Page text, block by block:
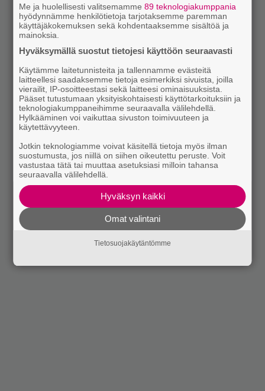
Me ja huolellisesti valitsemamme89 teknologiakumppania
hyödynnämme henkilötietoja tarjotaksemme paremman
käyttäjäkokemuksen sekä kohdentaaksemme sisältöä ja
mainoksia.
Hyväksymällä suostut tietojesi käyttöön seuraavasti
Käytämme laitetunnisteita ja tallennamme evästeitä
laitteellesi saadaksemme tietoja esimerkiksi sivuista, joilla
vierailit, IP-osoitteestasi sekä laitteesi ominaisuuksista.
Pääset tutustumaan yksityiskohtaisesti käyttötarkoituksiin ja
teknologiakumppaneihimme seuraavalla välilehdellä.
Hylkääminen voi vaikuttaa sivuston toimivuuteen ja
käytettävyyteen.
Jotkin teknologiamme voivat käsitellä tietoja myös ilman
suostumusta, jos niillä on siihen oikeutettu peruste. Voit
vastustaa tätä tai muuttaa asetuksiasi milloin tahansa
seuraavalla välilehdellä.
Hyväksyn kaikki
Omat valintani
Tietosuojakäytäntömme